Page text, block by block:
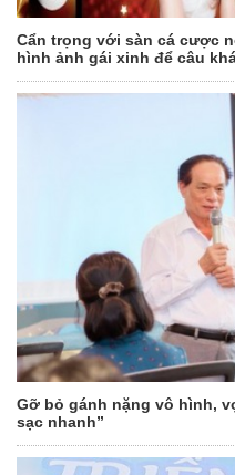
Cẩn trọng với sàn cá cược
hình ảnh gái xinh để câu
Gỡ bỏ gánh nặng vô hình,
sạc nhanh”